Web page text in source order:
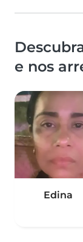
e nos
Edina